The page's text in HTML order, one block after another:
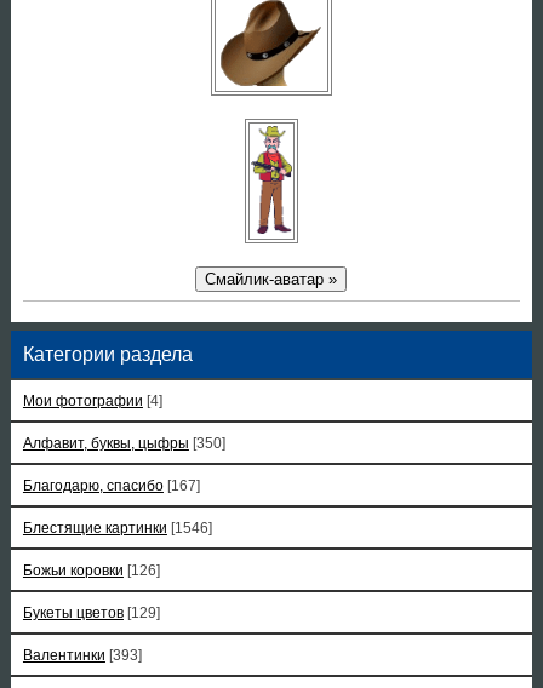
Смайлик-аватар »
Категории раздела
Мои фотографии [4]
Алфавит, буквы, цыфры [350]
Благодарю, спасибо [167]
Блестящие картинки [1546]
Божьи коровки [126]
Букеты цветов [129]
Валентинки [393]